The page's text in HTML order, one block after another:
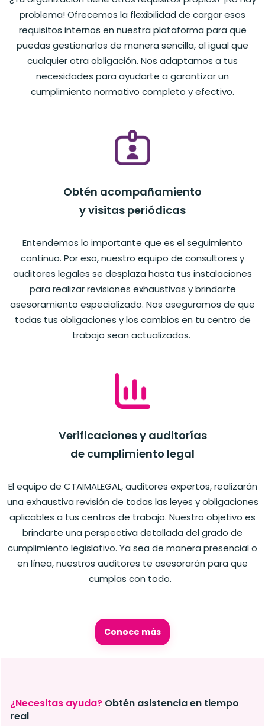
problema! Ofrecemos la flexibilidad de cargar esos
requisitos internos en nuestra plataforma para que
puedas gestionarlos de manera sencilla, al igual que
cualquier otra obligación. Nos adaptamos a tus
necesidades para ayudarte a garantizar un
cumplimiento normativo completo y efectivo.
Obtén acompañamiento
y visitas periódicas
Entendemos lo importante que es el seguimiento
continuo. Por eso, nuestro equipo de consultores y
auditores legales se desplaza hasta tus instalaciones
para realizar revisiones exhaustivas y brindarte
asesoramiento especializado. Nos aseguramos de que
todas tus obligaciones y los cambios en tu centro de
trabajo sean actualizados.
Verificaciones y auditorías
de cumplimiento legal
El equipo de CTAIMALEGAL, auditores expertos, realizarán
una exhaustiva revisión de todas las leyes y obligaciones
aplicables a tus centros de trabajo. Nuestro objetivo es
brindarte una perspectiva detallada del grado de
cumplimiento legislativo. Ya sea de manera presencial o
en línea, nuestros auditores te asesorarán para que
cumplas con todo.
Conoce más
¿Necesitas ayuda? Obtén asistenciaen tiempo
real